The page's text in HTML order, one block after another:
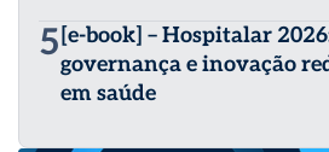
5 [e-book] – Hospitalar
governança e inovação
em saúde